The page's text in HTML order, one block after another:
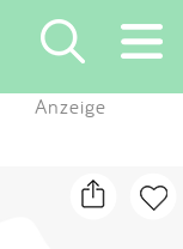
×
Anzeige